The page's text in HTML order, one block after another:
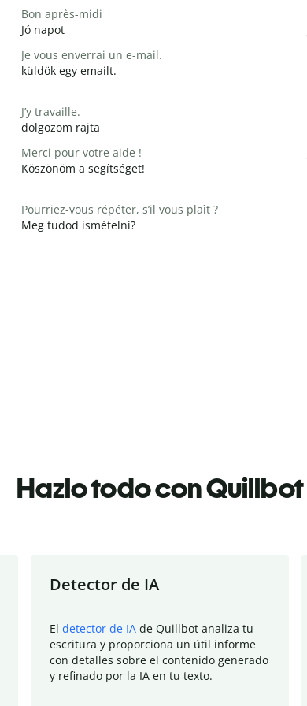
Bon après-midi
Jó napot
Je vous enverrai un e-mail.
küldök egy emailt.
J’y travaille.
dolgozom rajta
Merci pour votre aide !
Köszönöm a segítséget!
Pourriez-vous répéter, s’il vous plaît ?
Meg tudod ismételni?
Hazlo todo con Quillbot
Detector de IA
El detector de IA de Quillbot analiza tu
escritura y proporciona un útil informe
con detalles sobre el contenido generado
y refinado por la IA en tu texto.